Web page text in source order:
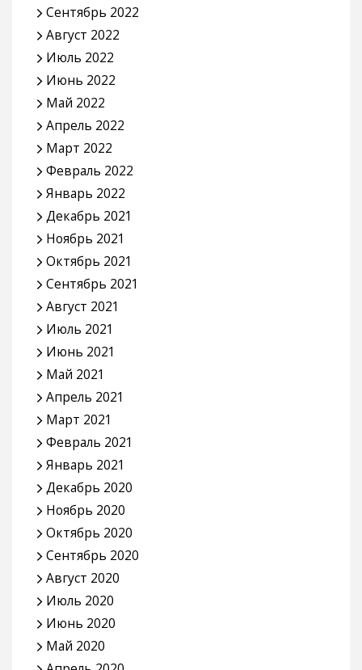
Сентябрь 2022
Август 2022
Июль 2022
Июнь 2022
Май 2022
Апрель 2022
Март 2022
Февраль 2022
Январь 2022
Декабрь 2021
Ноябрь 2021
Октябрь 2021
Сентябрь 2021
Август 2021
Июль 2021
Июнь 2021
Май 2021
Апрель 2021
Март 2021
Февраль 2021
Январь 2021
Декабрь 2020
Ноябрь 2020
Октябрь 2020
Сентябрь 2020
Август 2020
Июль 2020
Июнь 2020
Май 2020